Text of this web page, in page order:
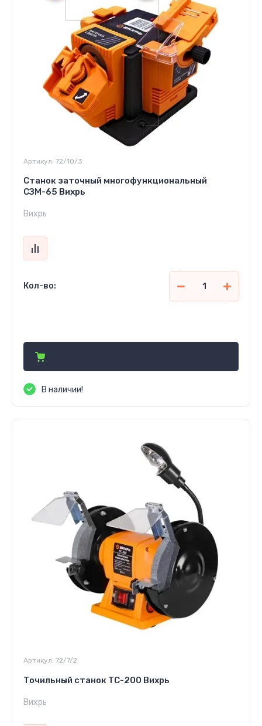
Артикул: 72/10/3
Станок заточный многофункциональный
СЗМ-65 Вихрь
Вихрь
Кол-во:
В наличии!
Артикул: 72/7/2
Точильный станок ТС-200 Вихрь
Вихрь